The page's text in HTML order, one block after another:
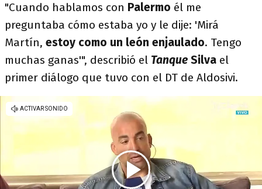
"Cuando hablamos con Palermo él me
preguntaba cómo estaba yo y le dije: 'Mirá
Martín, estoy como un león enjaulado. Tengo
muchas ganas'", describió el Tanque Silva el
primer diálogo que tuvo con el DT de Aldosivi.